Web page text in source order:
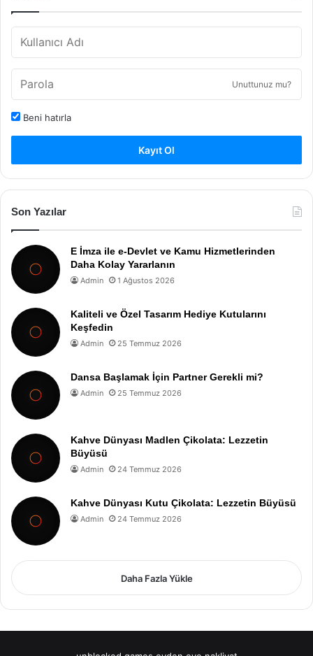
Unuttunuz mu?
Beni hatırla
Kayıt Ol
Son Yazılar
E İmza ile e-Devlet ve Kamu Hizmetlerinden
Daha Kolay Yararlanın
Admin 1 Ağustos 2026
Kaliteli ve Özel Tasarım Hediye Kutularını
Keşfedin
Admin 25 Temmuz 2026
Dansa Başlamak İçin Partner Gerekli mi?
Admin 25 Temmuz 2026
Kahve Dünyası Madlen Çikolata: Lezzetin
Büyüsü
Admin 24 Temmuz 2026
Kahve Dünyası Kutu Çikolata: Lezzetin Büyüsü
Admin 24 Temmuz 2026
Daha Fazla Yükle